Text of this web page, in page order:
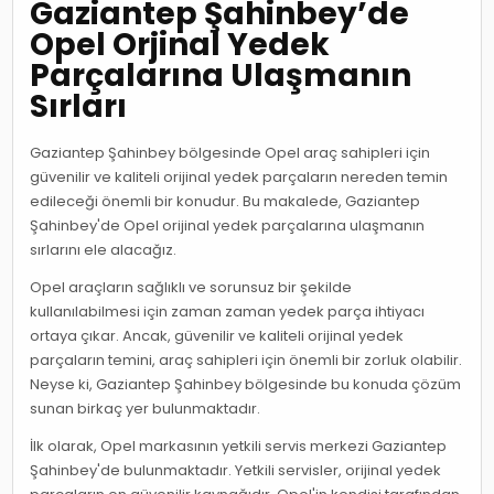
Gaziantep Şahinbey’de
Opel Orjinal Yedek
Parçalarına Ulaşmanın
Sırları
Gaziantep Şahinbey bölgesinde Opel araç sahipleri için
güvenilir ve kaliteli orijinal yedek parçaların nereden temin
edileceği önemli bir konudur. Bu makalede, Gaziantep
Şahinbey'de Opel orijinal yedek parçalarına ulaşmanın
sırlarını ele alacağız.
Opel araçların sağlıklı ve sorunsuz bir şekilde
kullanılabilmesi için zaman zaman yedek parça ihtiyacı
ortaya çıkar. Ancak, güvenilir ve kaliteli orijinal yedek
parçaların temini, araç sahipleri için önemli bir zorluk olabilir.
Neyse ki, Gaziantep Şahinbey bölgesinde bu konuda çözüm
sunan birkaç yer bulunmaktadır.
İlk olarak, Opel markasının yetkili servis merkezi Gaziantep
Şahinbey'de bulunmaktadır. Yetkili servisler, orijinal yedek